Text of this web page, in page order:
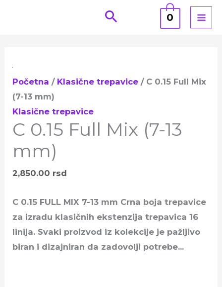
0
Početna / Klasične trepavice / C 0.15 Full Mix
(7-13 mm)
Klasične trepavice
C 0.15 Full Mix (7-13
mm)
2,850.00 rsd
C 0.15 FULL MIX 7-13 mm Crna boja trepavice
za izradu klasičnih ekstenzija trepavica 16
linija. Svaki proizvod iz kolekcije je pažljivo
biran i dizajniran da zadovolji potrebe…
Full
Mix
(7-
13
količina